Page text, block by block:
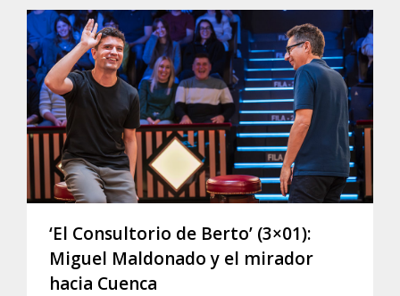
‘El Consultorio de Berto’ (3×01):
Miguel Maldonado y el mirador
hacia Cuenca